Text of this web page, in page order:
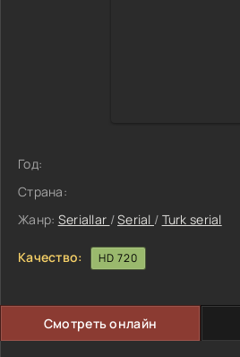
Год:
Страна:
Жанр: Seriallar /Serial / Turk serial
Качество: HD 720
Смотреть онлайн